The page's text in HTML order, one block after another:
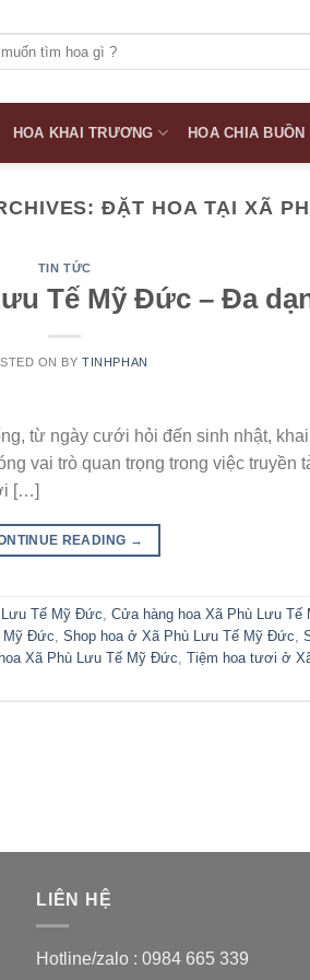
HOA KHAI TRƯƠNG HOA CHIA BUỒN
ĐẶT HOA TẠI XÃ
TIN TỨC
Tế Mỹ Đức – Đa
ON BYTINHPHAN
từ ngày cưới hỏi đến sinh nhật,
vai trò quan trọng trong việc truyền
[…]
READING →
Tế Mỹ Đức, Cửa hàng hoa Xã Phù Lưu Tế
Mỹ Đức, Shop hoa ở Xã Phù Lưu Tế Mỹ Đức,
Xã Phù Lưu Tế Mỹ Đức, Tiệm hoa tươi ở
LIÊN HỆ
Hotline/zalo : 0984 665 339